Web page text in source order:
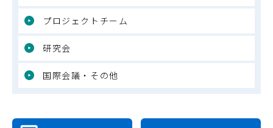
プロジェクトチーム
研究会
国際会議・その他